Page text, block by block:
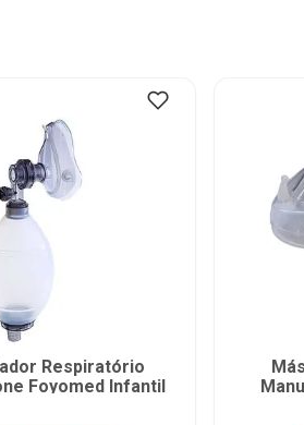
Respiratório
Foyomed Infantil